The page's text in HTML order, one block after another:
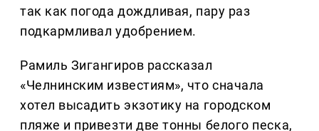
так как погода дождливая, пару раз
подкармливал удобрением.
Рамиль Зигангиров рассказал
«Челнинским известиям», что сначала
хотел высадить экзотику на городском
пляже и привезти две тонны белого песка,